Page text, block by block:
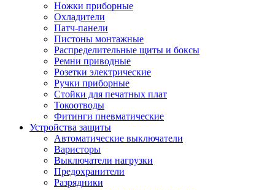
Ножки приборные
Охладители
Патч-панели
Пистоны монтажные
Распределительные щиты и боксы
Ремни приводные
Розетки электрические
Ручки приборные
Стойки для печатных плат
Токоотводы
Фитинги пневматические
Устройства защиты
Автоматические выключатели
Варисторы
Выключатели нагрузки
Предохранители
Разрядники